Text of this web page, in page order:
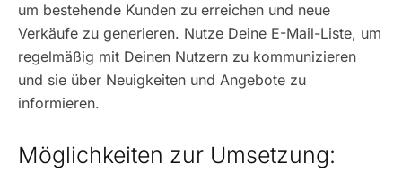
um bestehende Kunden zu erreichen und neue
Verkäufe zu generieren. Nutze Deine E-Mail-Liste, um
regelmäßig mit Deinen Nutzern zu kommunizieren
und sie über Neuigkeiten und Angebote zu
informieren.
Möglichkeiten zur Umsetzung: